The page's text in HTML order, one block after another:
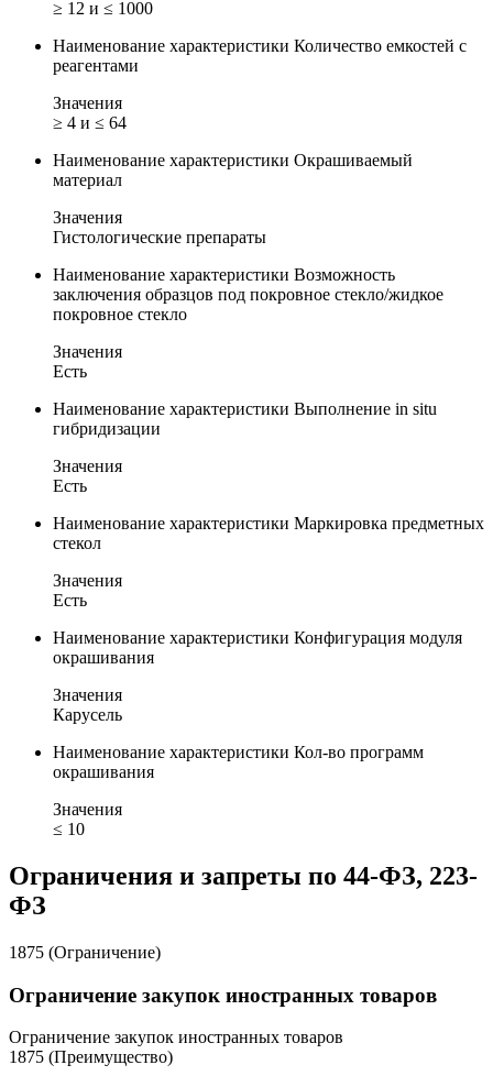
≥ 12 и ≤ 1000
Наименование характеристики Количество емкостей с
реагентами
Значения
≥ 4 и ≤ 64
Наименование характеристики Окрашиваемый
материал
Значения
Гистологические препараты
Наименование характеристики Возможность
заключения образцов под покровное стекло/жидкое
покровное стекло
Значения
Есть
Наименование характеристики Выполнение in situ
гибридизации
Значения
Есть
Наименование характеристики Маркировка предметных
стекол
Значения
Есть
Наименование характеристики Конфигурация модуля
окрашивания
Значения
Карусель
Наименование характеристики Кол-во программ
окрашивания
Значения
≤ 10
Ограничения и запреты по 44-ФЗ, 223-
ФЗ
1875 (Ограничение)
Ограничение закупок иностранных товаров
Ограничение закупок иностранных товаров
1875 (Преимущество)